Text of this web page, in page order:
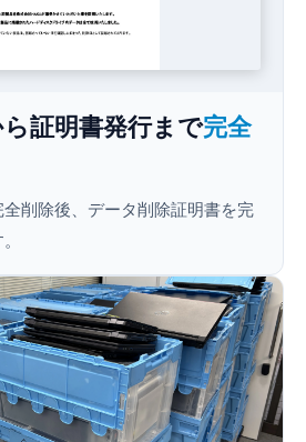
証明書発行まで完全
削除後、データ削除証明書を完